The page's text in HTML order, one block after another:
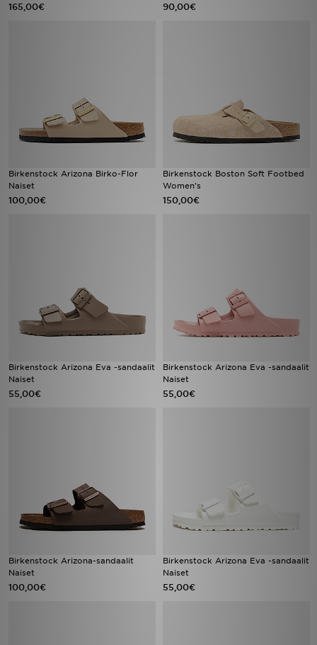
165,00€ 90,00€
Birkenstock Arizona Birko-Flor
Naiset
100,00€
Birkenstock Boston Soft Footbed
Women's
150,00€
Birkenstock Arizona Eva -sandaalit
Naiset
55,00€
Birkenstock Arizona Eva -sandaalit
Naiset
55,00€
Birkenstock Arizona-sandaalit
Naiset
100,00€
Birkenstock Arizona Eva -sandaalit
Naiset
55,00€